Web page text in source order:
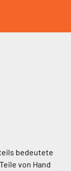
bedeutete
von Hand